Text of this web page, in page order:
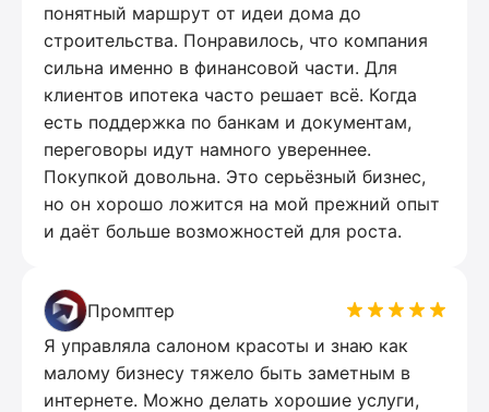
понятный маршрут от идеи дома до
строительства. Понравилось, что компания
сильна именно в финансовой части. Для
клиентов ипотека часто решает всё. Когда
есть поддержка по банкам и документам,
переговоры идут намного увереннее.
Покупкой довольна. Это серьёзный бизнес,
но он хорошо ложится на мой прежний опыт
и даёт больше возможностей для роста.
Промптер
Я управляла салоном красоты и знаю как
малому бизнесу тяжело быть заметным в
интернете. Можно делать хорошие услуги,